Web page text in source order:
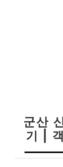
군산
기 |